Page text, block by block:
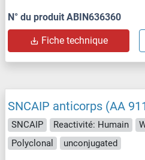
N° du produit ABIN636360
Fiche technique
SNCAIP anticorps (AA
SNCAIP Reactivité: Humain
Polyclonal
unconjugated